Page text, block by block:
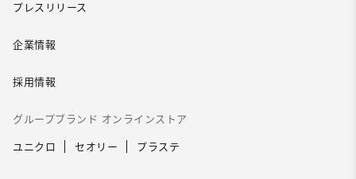
プレスリリース
企業情報
採用情報
グループブランド オンラインストア
ユニクロ セオリー プラステ